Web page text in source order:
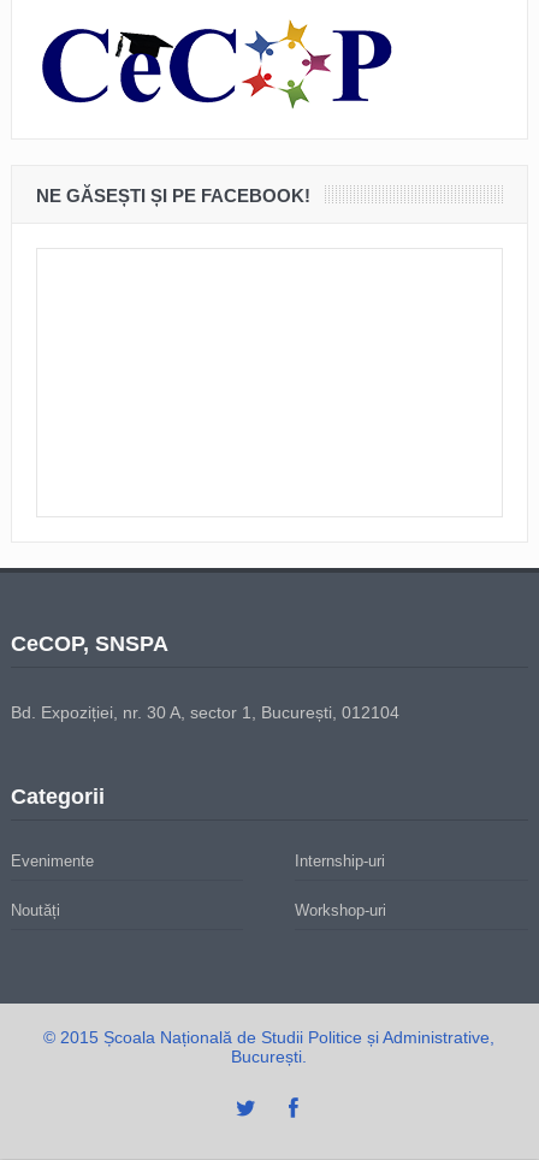
NE GĂSEȘTI ȘI PE FACEBOOK!
CeCOP, SNSPA
Bd. Expoziției, nr. 30 A, sector 1, București, 012104
Categorii
Evenimente Internship-uri
Noutăți Workshop-uri
© 2015 Școala Națională de Studii Politice și Administrative,
București.